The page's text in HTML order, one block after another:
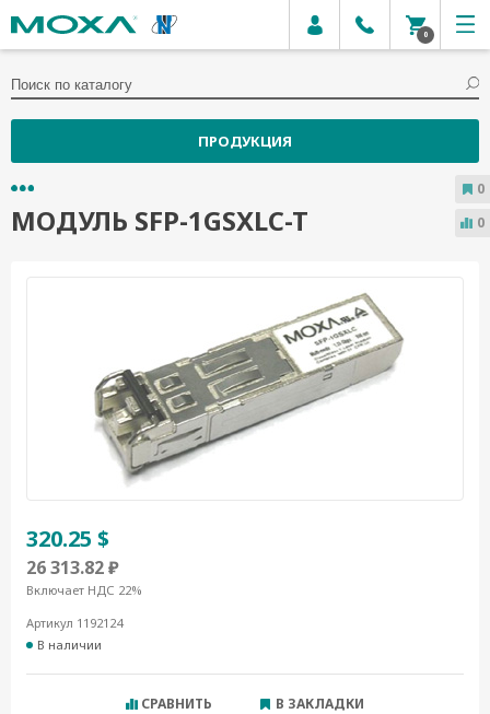
0
ПРОДУКЦИЯ
МОДУЛЬ SFP-1GSXLC-T
320.25 $
26 313.82 ₽
Включает НДС 22%
Артикул 1192124
В наличии
СРАВНИТЬ В ЗАКЛАДКИ
0
0